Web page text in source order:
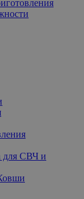
для СВЧ и